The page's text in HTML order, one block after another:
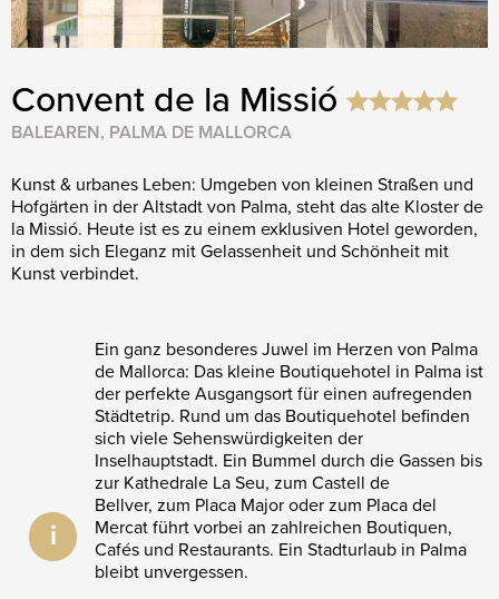
Convent de la Missió
BALEAREN, PALMA DE MALLORCA
Kunst & urbanes Leben: Umgeben von kleinen Straßen und
Hofgärten in der Altstadt von Palma, steht das alte Kloster de
la Missió. Heute ist es zu einem exklusiven Hotel geworden,
in dem sich Eleganz mit Gelassenheit und Schönheit mit
Kunst verbindet.
i
Ein ganz besonderes Juwel im Herzen von Palma
de Mallorca: Das kleine Boutiquehotel in Palma ist
der perfekte Ausgangsort für einen aufregenden
Städtetrip. Rund um das Boutiquehotel befinden
sich viele Sehenswürdigkeiten der
Inselhauptstadt. Ein Bummel durch die Gassen bis
zur Kathedrale La Seu, zum Castell de
Bellver, zum Placa Major oder zum Placa del
Mercat führt vorbei an zahlreichen Boutiquen,
Cafés und Restaurants. Ein Stadturlaub in Palma
bleibt unvergessen.